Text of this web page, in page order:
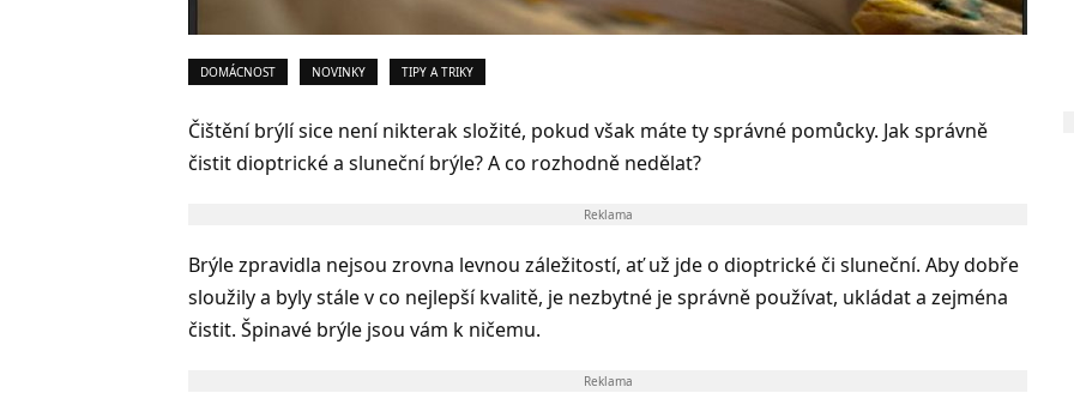
DOMÁCNOST NOVINKY TIPY A TRIKY
Čištění brýlí sice není nikterak složité, pokud však máte ty správné pomůcky. Jak správně
čistit dioptrické a sluneční brýle? A co rozhodně nedělat?
Reklama
Brýle zpravidla nejsou zrovna levnou záležitostí, ať už jde o dioptrické či sluneční. Aby dobře
sloužily a byly stále v co nejlepší kvalitě, je nezbytné je správně používat, ukládat a zejména
čistit. Špinavé brýle jsou vám k ničemu.
Reklama